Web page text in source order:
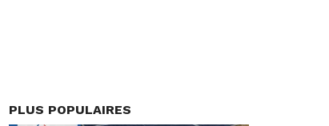
PLUS POPULAIRES